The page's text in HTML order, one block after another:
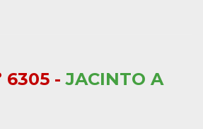
6305 -JACINTO A